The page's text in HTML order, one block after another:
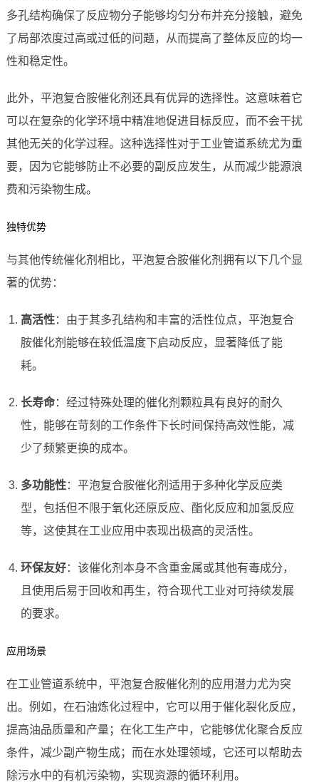
多孔结构确保了反应物分子能够均匀分布并充分接触，避免
了局部浓度过高或过低的问题，从而提高了整体反应的均一
性和稳定性。
此外，平泡复合胺催化剂还具有优异的选择性。这意味着它
可以在复杂的化学环境中精准地促进目标反应，而不会干扰
其他无关的化学过程。这种选择性对于工业管道系统尤为重
要，因为它能够防止不必要的副反应发生，从而减少能源浪
费和污染物生成。
独特优势
与其他传统催化剂相比，平泡复合胺催化剂拥有以下几个显
著的优势：
高活性：由于其多孔结构和丰富的活性位点，平泡复合
胺催化剂能够在较低温度下启动反应，显著降低了能
耗。
长寿命：经过特殊处理的催化剂颗粒具有良好的耐久
性，能够在苛刻的工作条件下长时间保持高效性能，减
少了频繁更换的成本。
多功能性：平泡复合胺催化剂适用于多种化学反应类
型，包括但不限于氧化还原反应、酯化反应和加氢反应
等，这使其在工业应用中表现出极高的灵活性。
环保友好：该催化剂本身不含重金属或其他有毒成分，
且使用后易于回收和再生，符合现代工业对可持续发展
的要求。
应用场景
在工业管道系统中，平泡复合胺催化剂的应用潜力尤为突
出。例如，在石油炼化过程中，它可以用于催化裂化反应，
提高油品质量和产量；在化工生产中，它能够优化聚合反应
条件，减少副产物生成；而在水处理领域，它还可以帮助去
除污水中的有机污染物，实现资源的循环利用。